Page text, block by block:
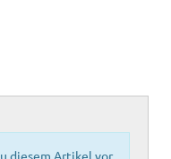
diesem Artikel vor.